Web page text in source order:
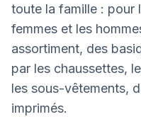
toute la famille : pour
femmes et les
assortiment, des
par les chaussettes,
les sous-vêtements,
imprimés.